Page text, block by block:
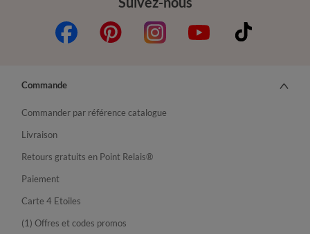
Commande
Commander par référence catalogue
Livraison
Retours gratuits en Point Relais®
Paiement
Carte 4 Etoiles
(1) Offres et codes promos